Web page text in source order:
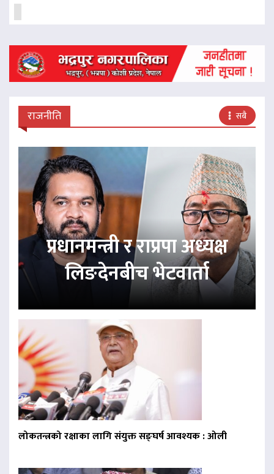
राजनीति सबै
प्रधानमन्त्री र राप्रपा अध्यक्ष
लिङदेनबीच भेटवार्ता
लोकतन्त्रको रक्षाका लागि संयुक्त सङ्घर्ष आवश्यक : ओली